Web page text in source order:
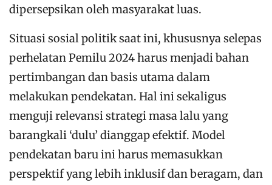
dipersepsikan oleh masyarakat luas.
Situasi sosial politik saat ini, khususnya selepas
perhelatan Pemilu 2024 harus menjadi bahan
pertimbangan dan basis utama dalam
melakukan pendekatan. Hal ini sekaligus
menguji relevansi strategi masa lalu yang
barangkali ‘dulu’ dianggap efektif. Model
pendekatan baru ini harus memasukkan
perspektif yang lebih inklusif dan beragam, dan